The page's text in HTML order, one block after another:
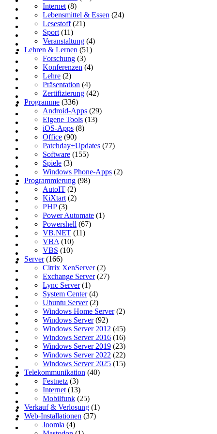
Internet (8)
Lebensmittel & Essen (24)
Lesestoff(21)
Sport (11)
Veranstaltung (4)
Lehren & Lernen (51)
Forschung (3)
Konferenzen (4)
Lehre (2)
Präsentation (4)
Zertifizierung (42)
Programme (336)
Android-Apps (29)
Eigene Tools (13)
iOS-Apps (8)
Office (90)
Patchday+Updates (77)
Software (155)
Spiele (3)
Windows Phone-Apps (2)
Programmierung (98)
AutoIT (2)
KiXtart (2)
PHP(3)
Power Automate (1)
Powershell (67)
VB.NET (11)
VBA (10)
VBS (10)
Server(166)
Citrix XenServer(2)
Exchange Server(27)
Lync Server(1)
System Center(4)
Ubuntu Server(2)
Windows Home Server(2)
Windows Server(92)
Windows Server 2012 (45)
Windows Server 2016 (16)
Windows Server 2019 (23)
Windows Server 2022 (22)
Windows Server 2025 (15)
Telekommunikation (40)
Festnetz (3)
Internet (13)
Mobilfunk (25)
Verkauf & Verlosung (1)
Web-Installationen (37)
Joomla (4)